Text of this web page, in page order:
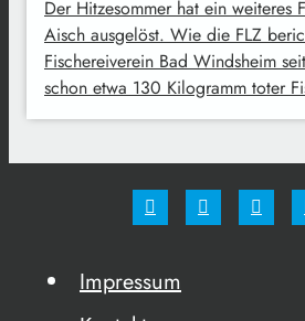
Der Hitzesommer hat ein weiteres
Aisch ausgelöst. Wie die FLZ
Fischereiverein Bad Windsheim
schon etwa 130 Kilogramm toter
Impressum